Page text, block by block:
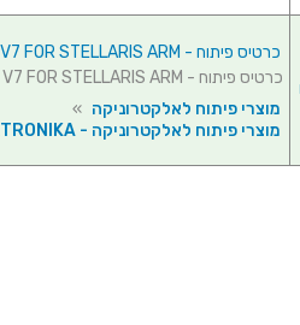
כרטיס פיתוח - EASYMX PRO V7 FOR STELLARIS ARM
כרטיס פיתוח - EASYMX PRO V7 FOR STELLARIS ARM ...
מוצרי פיתוח לאלקטרוניקה »
מוצרי פיתוח לאלקטרוניקה - MIKROELEKTRONIKA